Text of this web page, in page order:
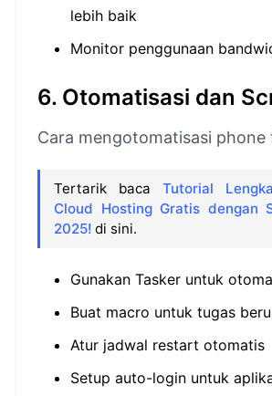
lebih baik
Monitor penggunaan
6. Otomatisasi dan
Cara mengotomatisasi phone
Tertarik baca Tutorial
Cloud Hosting Gratis dengan
2025! di sini.
Gunakan Tasker untuk
Buat macro untuk tugas
Atur jadwal restart otomatis
Setup auto-login untuk